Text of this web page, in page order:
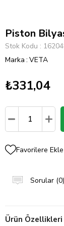
Piston
Stok Kodu
Marka : VETA
₺331,04
Favorilere Ekle
Sorular
Ürün Özellikleri